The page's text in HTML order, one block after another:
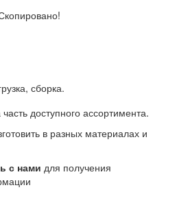
сборка.
доступного ассортимента.
в разных материалах и
с нами для получения